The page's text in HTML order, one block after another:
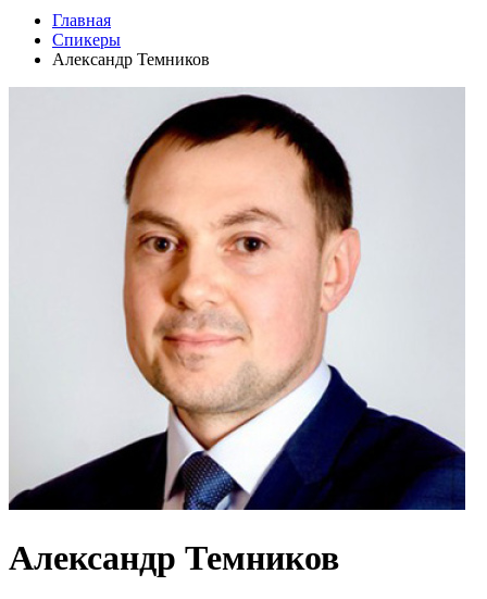
Главная
Спикеры
Александр Темников
Александр Темников